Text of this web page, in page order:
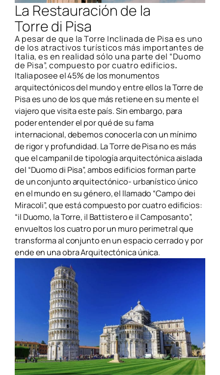
La Restauración de la
Torre di Pisa
A pesar de que la Torre Inclinada de Pisa es uno
de los atractivos turísticos más importantes de
Italia, es en realidad sólo una parte del “Duomo
de Pisa”, compuesto por cuatro edificios.
Italia posee el 45% de los monumentos
arquitectónicos del mundo y entre ellos la Torre de
Pisa es uno de los que más retiene en su mente el
viajero que visita este país. Sin embargo, para
poder entender el por qué de su fama
internacional, debemos conocerla con un mínimo
de rigor y profundidad. La Torre de Pisa no es más
que el campanil de tipología arquitectónica aislada
del “Duomo di Pisa”, ambos edificios forman parte
de un conjunto arquitectónico- urbanístico único
en el mundo en su género, el llamado “Campo dei
Miracoli”, que está compuesto por cuatro edificios:
“il Duomo, la Torre, il Battistero e il Camposanto”,
envueltos los cuatro por un muro perimetral que
transforma al conjunto en un espacio cerrado y por
ende en una obra Arquitectónica única.